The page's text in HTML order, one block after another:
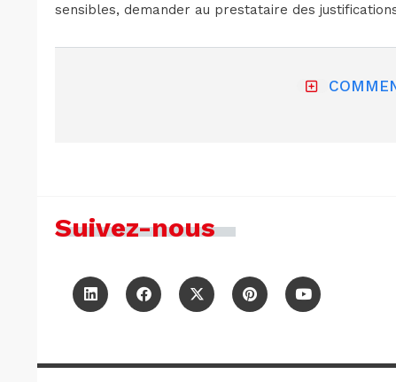
sensibles, demander au prestataire des
Suivez-nous